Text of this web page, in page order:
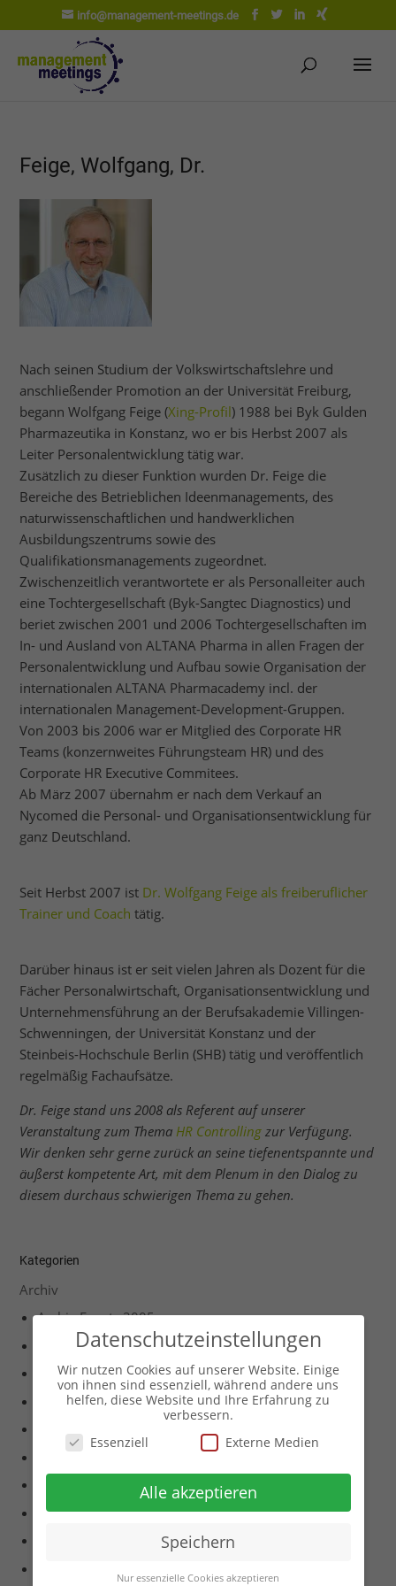
info@management-meetings.de
Feige, Wolfgang, Dr.
Nach seinen Studium der Volkswirtschaftslehre und
anschließender Promotion an der Universität Freiburg,
begann Wolfgang Feige (Xing-Profil) 1988 bei Byk Gulden
Pharmazeutika in Konstanz, wo er bis Herbst 2007 als
Leiter Personalentwicklung tätig war.
Zusätzlich zu dieser Funktion wurden Dr. Feige die
Bereiche des Betrieblichen Ideenmanagements, des
naturwissenschaftlichen und handwerklichen
Ausbildungszentrums sowie des
Qualifikationsmanagements zugeordnet.
Zwischenzeitlich verantwortete er als Personalleiter auch
eine Tochtergesellschaft (Byk-Sangtec Diagnostics) und
beriet zwischen 2001 und 2006 Tochtergesellschaften im
In- und Ausland von ALTANA Pharma in allen Fragen der
Personalentwicklung und Aufbau sowie Organisation der
internationalen ALTANA Pharmacademy incl. der
internationalen Management-Development-Gruppen.
Von 2003 bis 2006 war er Mitglied des Corporate HR
Teams (konzernweites Führungsteam HR) und des
Corporate HR Executive Commitees.
Ab März 2007 übernahm er nach dem Verkauf an
Nycomed die Personal- und Organisationsentwicklung für
ganz Deutschland.
Seit Herbst 2007 ist Dr. Wolfgang Feige als freiberuflicher
Trainer und Coach tätig.
Darüber hinaus ist er seit vielen Jahren als Dozent für die
Fächer Personalwirtschaft, Organisationsentwicklung und
Unternehmensführung an der Berufsakademie Villingen-
Schwenningen, der Universität Konstanz und der
Steinbeis-Hochschule Berlin (SHB) tätig und veröffentlich
regelmäßig Fachaufsätze.
Dr. Feige stand uns 2008 als Referent auf unserer
Veranstaltung zum Thema HR Controlling zur Verfügung.
Wir denken sehr gerne zurück an seine tiefenentspannte und
äußerst kompetente Art, mit dem Plenum in den Dialog zu
diesem durchaus schwierigen Thema zu gehen.
Kategorien
Archiv
Archiv Events 2005
Archiv Events 2008
Archiv Events 2011
Archiv Events 2012
Archiv Events 2014
Archiv Events 2015
Archiv Events 2017
Datenschutzeinstellungen
Wir nutzen Cookies auf unserer Website. Einige
von ihnen sind essenziell, während andere uns
helfen, diese Website und Ihre Erfahrung zu
verbessern.
Essenziell
Externe Medien
Alle akzeptieren
Speichern
Nur essenzielle Cookies akzeptieren